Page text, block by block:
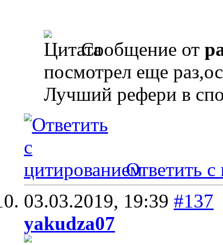
Сообщение от
посмотрел еще
Лучший рефери в
Ответить с
03.03.2019, 19:39 #137
yakudza07